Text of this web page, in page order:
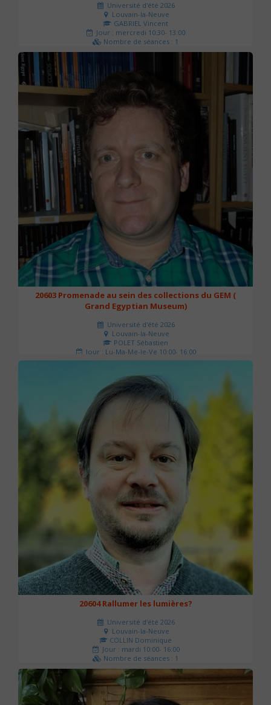
Université d'été 2026
Louvain-la-Neuve
GABRIEL Vincent
Jour : mercredi 10:30- 13:00
Nombre de séances : 1
21 €
20603 Promenade au sein des collections du GEM (
Grand Egyptian Museum)
Université d'été 2026
Louvain-la-Neuve
POLET Sébastien
Jour : Lu-Ma-Me-Je-Ve 10:00- 16:00
Nombre de séances : 2
20604 Rallumer les lumières?
Université d'été 2026
Louvain-la-Neuve
COLLIN Dominique
Jour : mardi 10:00- 16:00
Nombre de séances : 1
60 €